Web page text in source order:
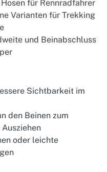
für Rennradfahrer
Varianten für Trekking
und Beinabschluss
Sichtbarkeit im
den Beinen zum
oder leichte